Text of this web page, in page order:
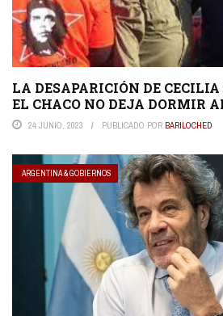
LA DESAPARICIÓN DE
EL CHACO NO DEJA DORMIR
24 JUNIO, 2023 PUBLICADO POR BARILOCHED
ARGENTINA & GOBIERNOS